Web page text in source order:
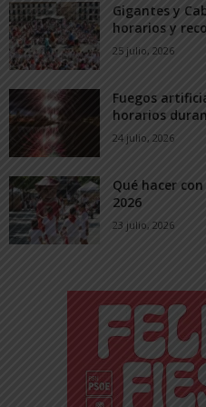
Gigantes y
horarios y
25 julio, 2026
Fuegos
horarios
24 julio, 2026
Qué hacer
2026
23 julio, 2026